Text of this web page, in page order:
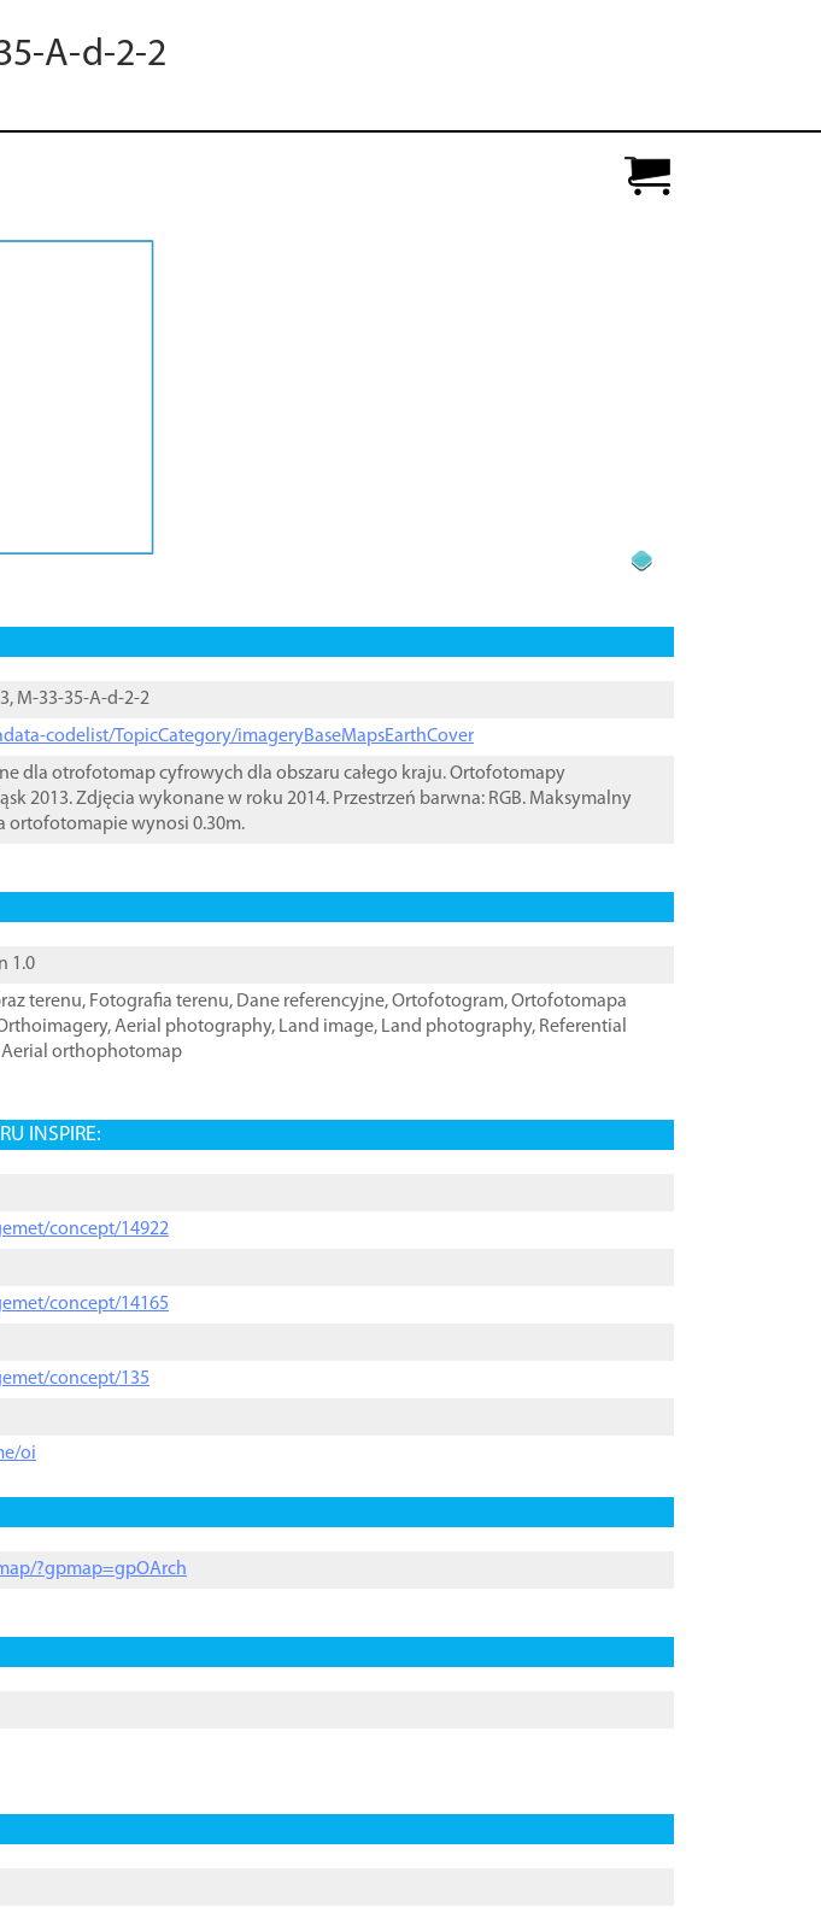
A-d-2-2
M-33-35-A-d-2-2
codelist/TopicCategory/imageryBaseMapsEarthCover
dla otrofotomap cyfrowych dla obszaru całego kraju. Ortofotomapy
2013. Zdjęcia wykonane w roku 2014. Przestrzeń barwna: RGB. Maksymalny
ortofotomapie wynosi 0.30m.
1.0
terenu, Fotografia terenu, Dane referencyjne,Ortofotogram,Ortofotomapa
,Aerial photography, Land image, Land photography, Referential
Aerial orthophotomap
INSPIRE:
concept/14922
concept/14165
concept/135
oi
?gpmap=gpOArch